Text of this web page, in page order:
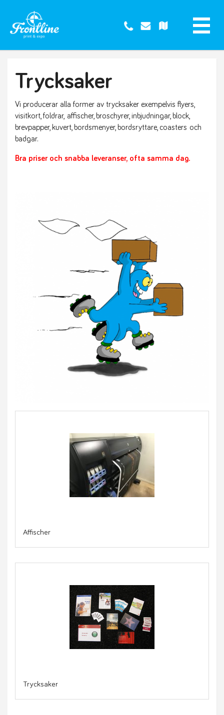
Trycksaker
Vi producerar alla former av trycksaker exempelvis flyers,
visitkort, foldrar, affischer, broschyrer, inbjudningar, block,
brevpapper, kuvert, bordsmenyer, bordsryttare, coasters och
badgar.
Bra priser och snabba leveranser, ofta samma dag.
Affischer
Trycksaker